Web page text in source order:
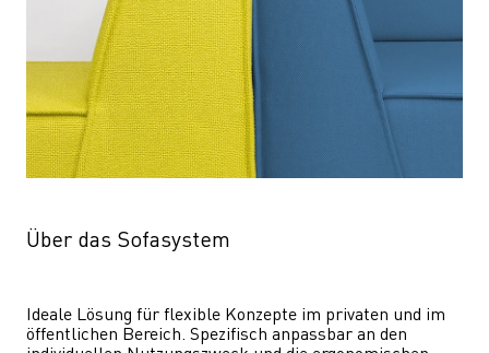
Über das Sofasystem
Ideale Lösung für flexible Konzepte im privaten und im
öffentlichen Bereich. Spezifisch anpassbar an den